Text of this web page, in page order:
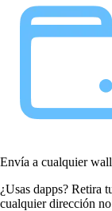
Envía a cualquier
¿Usas dapps? Retira
cualquier dirección